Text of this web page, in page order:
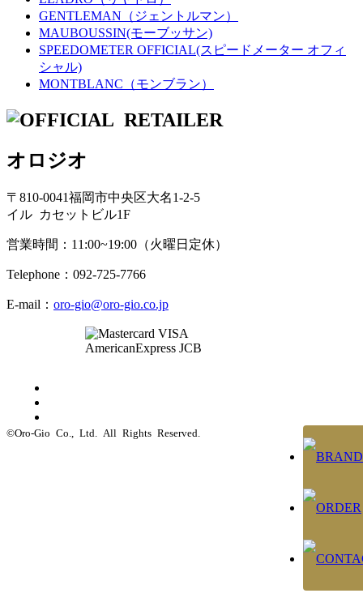
GENTLEMAN（ジェントルマン）
MAUBOUSSIN(モーブッサン)
SPEEDOMETER OFFICIAL(スピードメーター オフィ
シャル)
MONTBLANC（モンブラン）
オロジオ
〒810-0041福岡市中央区大名1-2-5
イル カセットビル1F
営業時間：11:00~19:00（火曜日定休）
Telephone：092-725-7766
E-mail： oro-gio@oro-gio.co.jp
©Oro-Gio Co., Ltd. All Rights Reserved.